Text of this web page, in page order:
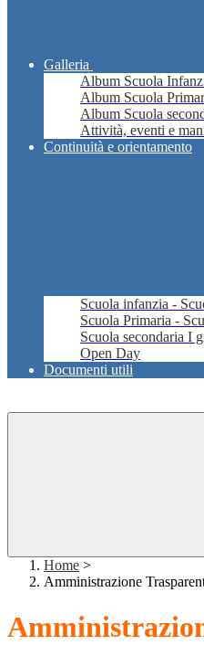
Galleria
Album Scuola
Album Scuola
Album Scuola
Attività, eventi e
Continuità e orientamento
Scuola infanzia -
Scuola Primaria -
Scuola secondaria I
Open Day
Documenti utili
Home >
Amministrazione